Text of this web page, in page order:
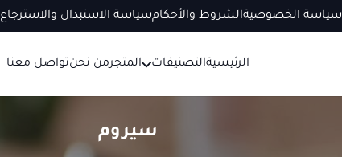
سياسة الخصوصيةالشروط والأحكامسياسة الاستبدال والاسترجاع
الرئيسيةالتصنيفات المتجرمن نحنتواصل معنا
سيروم